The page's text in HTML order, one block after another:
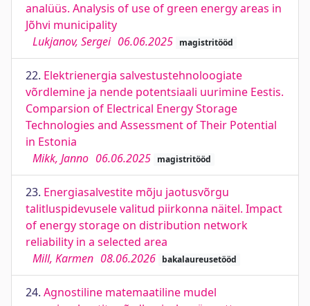
analüüs. Analysis of use of green energy areas in
Jõhvi municipality
Lukjanov, Sergei 06.06.2025 magistritööd
22. Elektrienergia salvestustehnoloogiate
võrdlemine ja nende potentsiaali uurimine Eestis.
Comparsion of Electrical Energy Storage
Technologies and Assessment of Their Potential
in Estonia
Mikk, Janno 06.06.2025 magistritööd
23. Energiasalvestite mõju jaotusvõrgu
talitluspidevusele valitud piirkonna näitel. Impact
of energy storage on distribution network
reliability in a selected area
Mill, Karmen 08.06.2026 bakalaureusetööd
24. Agnostiline matemaatiline mudel